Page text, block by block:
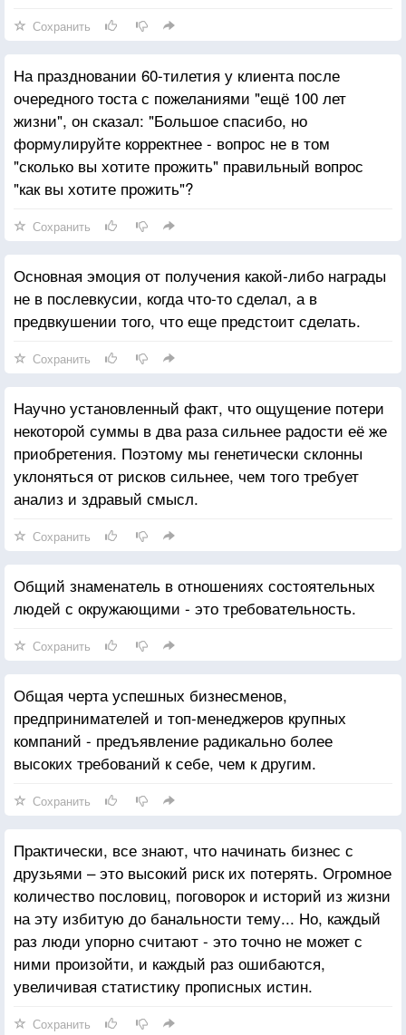
Сохранить
На праздновании 60-тилетия у клиента после
очередного тоста с пожеланиями "ещё 100 лет
жизни", он сказал: "Большое спасибо, но
формулируйте корректнее - вопрос не в том
"сколько вы хотите прожить" правильный вопрос
"как вы хотите прожить"?
Сохранить
Основная эмоция от получения какой-либо награды
не в послевкусии, когда что-то сделал, а в
предвкушении того, что еще предстоит сделать.
Сохранить
Научно установленный факт, что ощущение потери
некоторой суммы в два раза сильнее радости её же
приобретения. Поэтому мы генетически склонны
уклоняться от рисков сильнее, чем того требует
анализ и здравый смысл.
Сохранить
Общий знаменатель в отношениях состоятельных
людей с окружающими - это требовательность.
Сохранить
Общая черта успешных бизнесменов,
предпринимателей и топ-менеджеров крупных
компаний - предъявление радикально более
высоких требований к себе, чем к другим.
Сохранить
Практически, все знают, что начинать бизнес с
друзьями – это высокий риск их потерять. Огромное
количество пословиц, поговорок и историй из жизни
на эту избитую до банальности тему... Но, каждый
раз люди упорно считают - это точно не может с
ними произойти, и каждый раз ошибаются,
увеличивая статистику прописных истин.
Сохранить